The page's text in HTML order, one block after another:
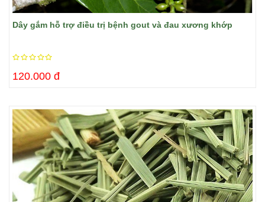
​Dây gắm hỗ trợ điều trị bệnh gout và đau xương khớp
120.000 đ